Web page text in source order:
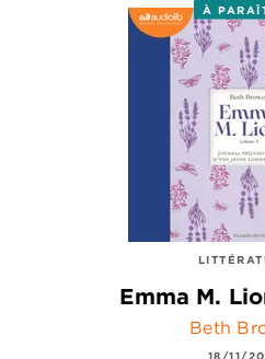
À
Emma M.
Beth
18/11/